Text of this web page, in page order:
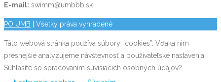
E-mail: swimm@umbbb.sk
PO UMB | Všetky práva vyhradené
Táto webová stránka používa súbory “cookies”. Vďaka nim
presnejšie analyzujeme návštevnosť a používateľské nastavenia.
Súhlasíte so spracovaním súvisiacich osobných údajov?